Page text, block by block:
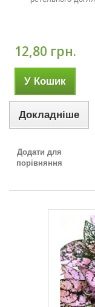
12,80 грн.
У Кошик
Докладніше
Додати для
порівняння